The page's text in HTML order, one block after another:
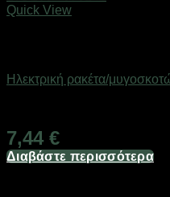
Quick View
Ηλεκτρική ρακέτα/
7,44 €
Διαβάστε περισσότερα